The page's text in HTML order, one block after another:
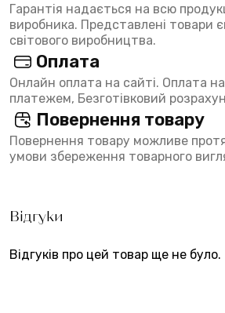
Гарантія надається на всю
виробника. Представлені товари
світового виробництва.
Оплата
Онлайн оплата на сайті. Оплата
платежем, Безготівковий
Повернення товару
Повернення товару можливе
умови збереження товарного
Відгуки
Відгуків про цей товар ще не було.